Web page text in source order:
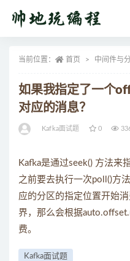
当前位置： 首页 中间件与
如果我指定了一个
对应的消息？
Kafka面试题 0
Kafka是通过seek() 方法来
之前要去执行一次poll()方
应的分区的指定位置开始
界，那么会根据
费。
Kafka面试题